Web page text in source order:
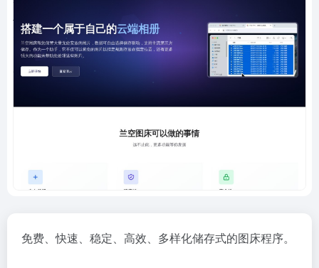
免费、快速、稳定、高效、多样化储存式的图床程序。